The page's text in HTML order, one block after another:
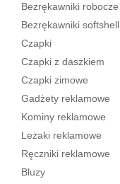
Bezrękawniki robocze
Bezrękawniki softshell
Czapki
Czapki z daszkiem
Czapki zimowe
Gadżety reklamowe
Kominy reklamowe
Leżaki reklamowe
Ręczniki reklamowe
Bluzy